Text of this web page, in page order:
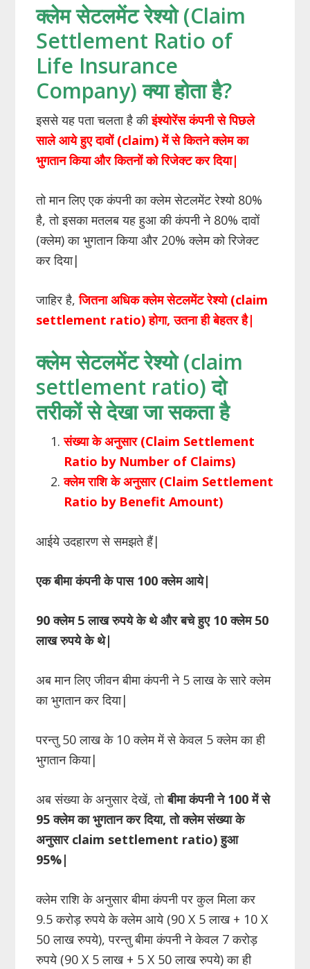
क्लेम सेटलमेंट रेश्यो (Claim
Settlement Ratio of
Life Insurance
Company) क्या होता है?
इससे यह पता चलता है कीइंश्योरेंस कंपनी से पिछले
साले आये हुए दावों (claim) में से कितने क्लेम का
भुगतान किया और कितनों को रिजेक्ट कर दिया|
तो मान लिए एक कंपनी का क्लेम सेटलमेंट रेश्यो 80%
है, तो इसका मतलब यह हुआ की कंपनी ने 80% दावों
(क्लेम) का भुगतान किया और 20% क्लेम को रिजेक्ट
कर दिया|
जाहिर है,जितना अधिक क्लेम सेटलमेंट रेश्यो (claim
settlement ratio) होगा, उतना ही बेहतर है|
क्लेम सेटलमेंट रेश्यो (claim
settlement ratio) दो
तरीकों से देखा जा सकता है
संख्या के अनुसार (Claim Settlement
Ratio by Number of Claims)
क्लेम राशि के अनुसार (Claim Settlement
Ratio by Benefit Amount)
आईये उदहारण से समझते हैं|
एक बीमा कंपनी के पास 100 क्लेम आये|
90 क्लेम 5 लाख रुपये के थे और बचे हुए 10 क्लेम 50
लाख रुपये के थे|
अब मान लिए जीवन बीमा कंपनी ने 5 लाख के सारे क्लेम
का भुगतान कर दिया|
परन्तु 50 लाख के 10 क्लेम में से केवल 5 क्लेम का ही
भुगतान किया|
अब संख्या के अनुसार देखें, तोबीमा कंपनी ने 100 में से
95 क्लेम का भुगतान कर दिया, तो क्लेम संख्या के
अनुसार claim settlement ratio) हुआ
95%|
क्लेम राशि के अनुसार बीमा कंपनी पर कुल मिला कर
9.5 करोड़ रुपये के क्लेम आये (90 X 5 लाख + 10 X
50 लाख रुपये), परन्तु बीमा कंपनी ने केवल 7 करोड़
रुपये (90 X 5 लाख + 5 X 50 लाख रुपये) का ही